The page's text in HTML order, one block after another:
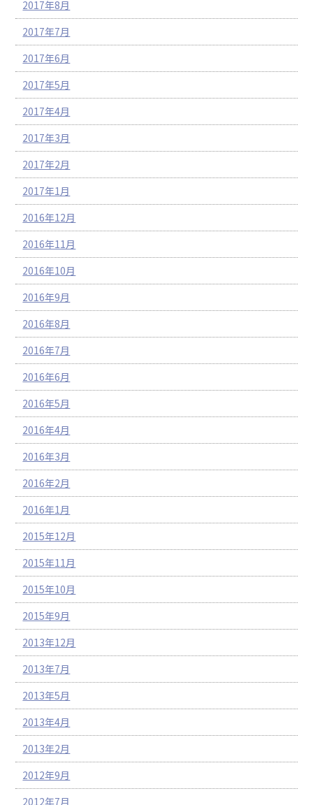
2017年8月
2017年7月
2017年6月
2017年5月
2017年4月
2017年3月
2017年2月
2017年1月
2016年12月
2016年11月
2016年10月
2016年9月
2016年8月
2016年7月
2016年6月
2016年5月
2016年4月
2016年3月
2016年2月
2016年1月
2015年12月
2015年11月
2015年10月
2015年9月
2013年12月
2013年7月
2013年5月
2013年4月
2013年2月
2012年9月
2012年7月